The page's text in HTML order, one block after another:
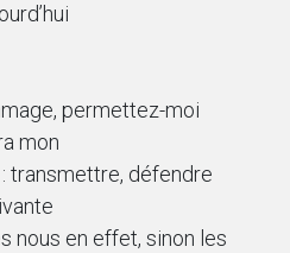
permettez-moi
mon
transmettre, défendre
nous en effet, sinon les